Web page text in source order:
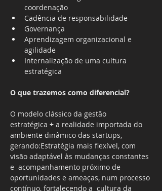
coordenação
Cadência de responsabilidade
Governança
Aprendizagem organizacional e
agilidade
Internalização de uma cultura
estratégica
O que trazemos como diferencial?
O modelo clássico da gestão
estratégica + a realidade importada do
ambiente dinâmico das startups,
gerando:Estratégia mais flexível, com
visão adaptável às mudanças constantes
e  acompanhamento próximo de
oportunidades e ameaças, num processo
contínuo, fortalecendo a  cultura da